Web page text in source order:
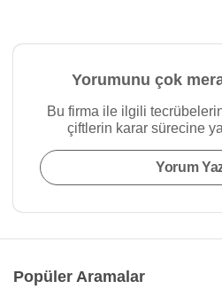
Yorumunu çok
Bu firma ile ilgili
çiftlerin karar sürecine
Yorum
Popüler Aramalar